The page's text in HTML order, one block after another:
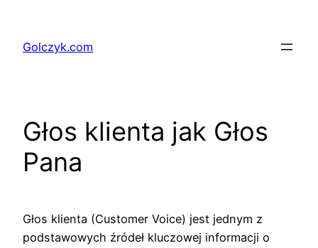
treściGolczyk.com
Głos klienta jak Głos
Pana
Głos klienta (Customer Voice) jest jednym z
podstawowych źródeł kluczowej informacji o